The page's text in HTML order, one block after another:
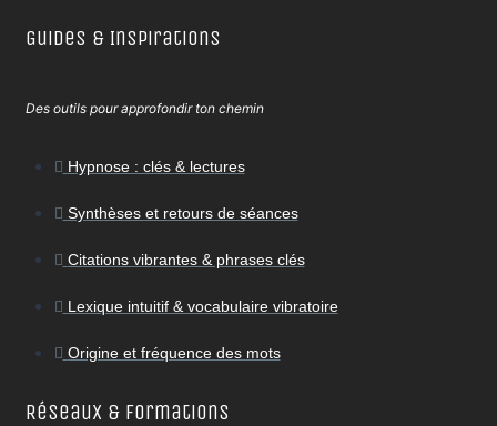
Guides & Inspirations
Des outils pour approfondir ton chemin
Hypnose : clés & lectures
Synthèses et retours de séances
Citations vibrantes & phrases clés
Lexique intuitif & vocabulaire vibratoire
Origine et fréquence des mots
Réseaux & Formations